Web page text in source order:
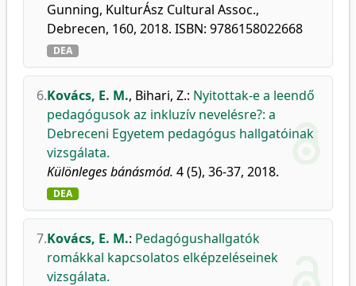
Gunning, KulturÁsz Cultural Assoc.,
Debrecen, 160, 2018. ISBN: 9786158022668
DEA
6.Kovács, E. M., Bihari, Z.: Nyitottak-e a leendő
pedagógusok az inkluzív nevelésre?: a
Debreceni Egyetem pedagógus hallgatóinak
vizsgálata.
Különleges bánásmód. 4 (5), 36-37, 2018.
DEA
7.Kovács, E. M.: Pedagógushallgatók
romákkal kapcsolatos elképzeléseinek
vizsgálata.